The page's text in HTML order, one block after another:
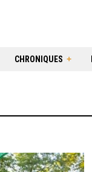
CHRONIQUES